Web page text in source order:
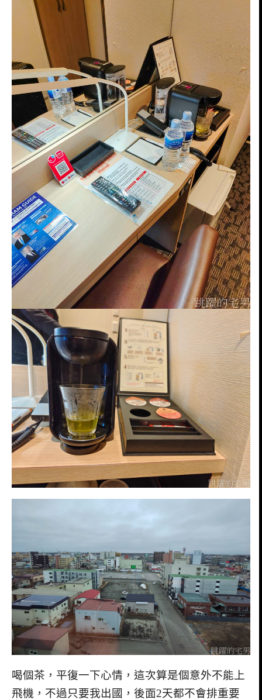
喝個茶，平復一下心情，這次算是個意外不能上
飛機，不過只要我出國，後面2天都不會排重要